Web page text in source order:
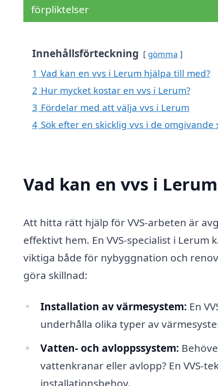
förpliktelser
Innehållsförteckning gömma
1 Vad kan en vvs i Lerum hjälpa till med?
2 Hur mycket kostar en vvs i Lerum?
3 Fördelar med att välja vvs i Lerum
4 Sök efter en skicklig vvs i de
Vad kan en vvs i
Att hitta rätt hjälp för VVS-arbeten är
effektivt hem. En VVS-specialist i
viktiga både för nybyggnation och
göra skillnad:
Installation av värmesystem: En
underhålla olika typer av
Vatten- och avloppssystem:
vattenkranar eller avlopp? En VVS-